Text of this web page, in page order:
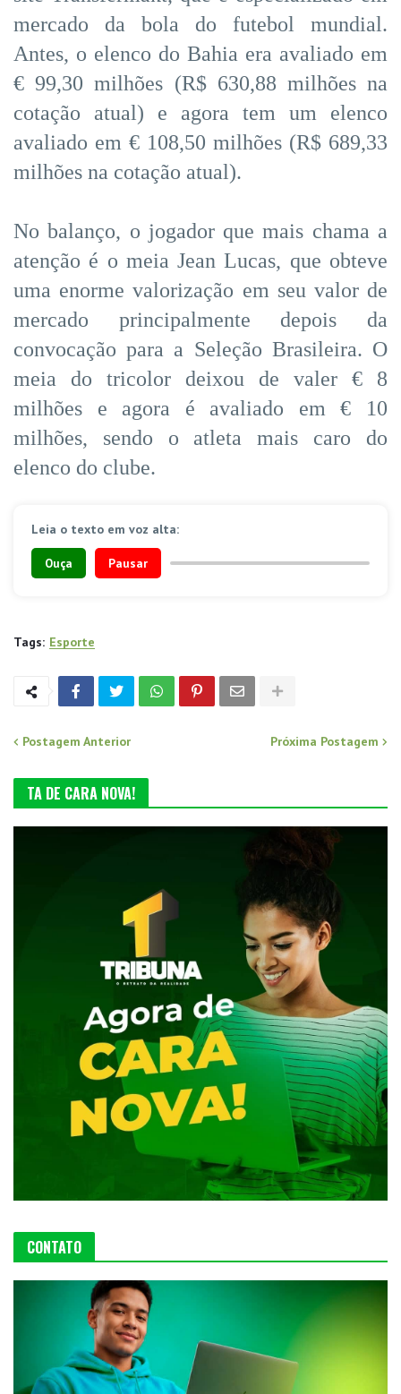
mercado da bola do futebol mundial.
Antes, o elenco do Bahia era avaliado em
€ 99,30 milhões (R$ 630,88 milhões na
cotação atual) e agora tem um elenco
avaliado em € 108,50 milhões (R$ 689,33
milhões na cotação atual).
No balanço, o jogador que mais chama a
atenção é o meia Jean Lucas, que obteve
uma enorme valorização em seu valor de
mercado principalmente depois da
convocação para a Seleção Brasileira. O
meia do tricolor deixou de valer € 8
milhões e agora é avaliado em € 10
milhões, sendo o atleta mais caro do
elenco do clube.
Leia o texto em voz alta:
Ouça Pausar
Tags: Esporte
Postagem Anterior Próxima Postagem
TA DE CARA NOVA!
CONTATO